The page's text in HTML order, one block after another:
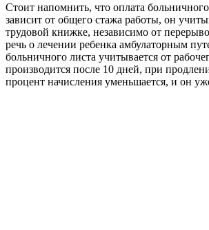
Стоит напомнить, что оплата
зависит от общего стажа работы, он
трудовой книжке, независимо от
речь о лечении ребенка амбулаторным
больничного листа учитывается от
производится после 10 дней, при
процент начисления уменьшается, и он